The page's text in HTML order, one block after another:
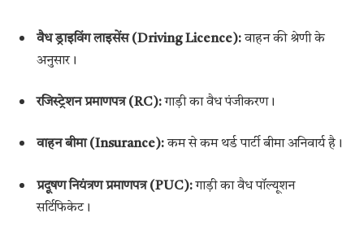
वैध ड्राइविंग लाइसेंस (Driving Licence):वाहन की श्रेणी के
अनुसार।
रजिस्ट्रेशन प्रमाणपत्र (RC):गाड़ी का वैध पंजीकरण।
वाहन बीमा (Insurance):कम से कम थर्ड पार्टी बीमा अनिवार्य है।
प्रदूषण नियंत्रण प्रमाणपत्र (PUC):गाड़ी का वैध पॉल्यूशन
सर्टिफिकेट।